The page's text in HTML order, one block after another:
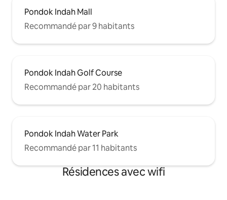
Pondok Indah Mall
Recommandé par 9 habitants
Pondok Indah Golf Course
Recommandé par 20 habitants
Pondok Indah Water Park
Recommandé par 11 habitants
Résidences avec wifi